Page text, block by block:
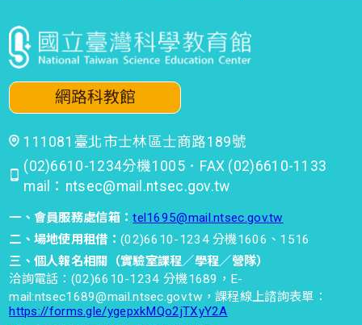
網路科教館
111081臺北市士林區士商路189號
(02)6610-1234分機1005．FAX (02)6610-1133
mail：ntsec@mail.ntsec.gov.tw
一、會員服務處信箱：tel1695@mail.ntsec.gov.tw
二、場地使用租借： (02)6610-1234 分機1606、1516
三、個人報名相關（實驗室課程／學程／營隊）
洽詢電話：(02)6610-1234 分機1689，E-
mail:ntsec1689@mail.ntsec.gov.tw，課程線上諮詢表單：
https://forms.gle/ygepxkMQo2jTXyY2A